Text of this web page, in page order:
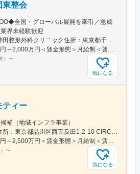
あらゆる人材が自由な発想で、夢や理想を
が根付いており、学歴や年齢に関係なく誰
きる職場環境です。積極的に仕事に向き合
従業員には、入社直後であっても大きな仕
は在籍する従業員の約30％が中途採用で
す。「人材の多様性」を大切にしているの
てみたい」「こんなやり方でやってみた
える、そんな風土です。
める業務
東整会
全国・グローバル展開を牽引／急成
界未経験歓迎
＜勤務地詳細＞東京神田整形外科クリニック住所：東京都千代田区鍛冶町2丁目8-6 メディカルプライム神田3F勤務地最寄駅：JR山手線／神田駅受動喫煙対策：屋内全面禁煙変更の範囲：会社の定める事業所
＜予定年収＞1,500万円～2,000万円＜賃金形態＞月給制＜賃金内訳＞月額（基本給）：1,200,000円～1,500,000円＜月給＞1,200,000円～1,500,000円＜昇給有無＞有＜残業手当＞有＜給与補足＞※経験やスキルを考慮して決定します。■昇給：年1回■賞与：年2回賃金はあくまでも目安の金額であり、選考を通じて上下する可能性があります。月給(月額)は固定手当を含めた表記です。
） 〜
気になる
ティー
補（地域インフラ事業）
＜勤務地詳細＞本社住所：東京都品川区西五反田1-2-10 CIRCLES五反田2F勤務地最寄駅：JR山手線／五反田駅受動喫煙対策：屋内全面禁煙変更の範囲：会社の定める事業所（リモートワーク含む）
＜予定年収＞1,500万円～2,500万円＜賃金形態＞月給制＜賃金内訳＞月額（基本給）：923,500円～1,542,000円固定残業手当/月：326,500円～541,334円（固定残業時間45時間0分/月）超過した時間外労働の残業手当は追加支給＜月給＞1,250,000円～2,083,334円（一律手当を含む）＜昇給有無＞有＜残業手当＞有＜給与補足＞※スキル・経験により考慮いたします。※想定年収は目安であり、選考を通じて上下する可能性があります。■昇給：年2回（評価制度に基づき、成果とプロセスを多角的に評価）賃金はあくまでも目安の金額であり、選考を通じて上下する可能性があります。月給(月額)は固定手当を含めた表記です。
〜
気になる